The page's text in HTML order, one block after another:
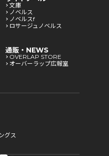
文庫
ノベルス
ノベルスf
ロサージュノベルス
通販・NEWS
OVERLAP STORE
オーバーラップ広報室
グス